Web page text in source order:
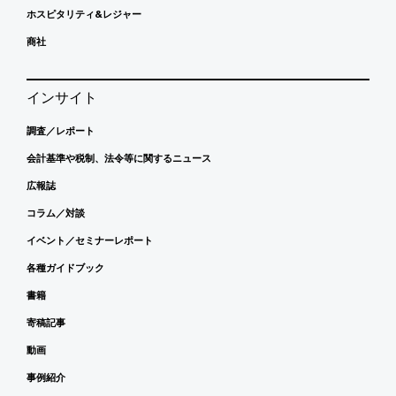
ホスピタリティ&レジャー
商社
インサイト
調査／レポート
会計基準や税制、法令等に関するニュース
広報誌
コラム／対談
イベント／セミナーレポート
各種ガイドブック
書籍
寄稿記事
動画
事例紹介